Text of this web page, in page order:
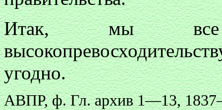
Итак, мы все
угодно.
АВПР, ф. Гл. архив 1—13,